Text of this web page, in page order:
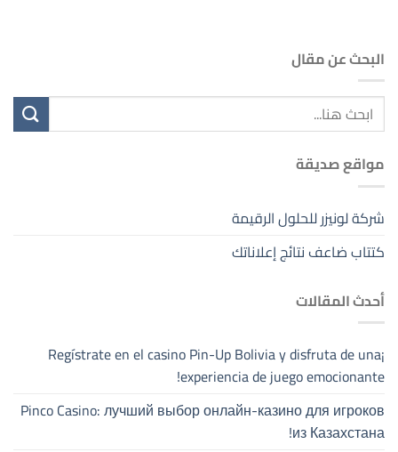
البحث عن مقال
مواقع صديقة
شركة لونيزر للحلول الرقيمة
كتتاب ضاعف نتائج إعلاناتك
أحدث المقالات
¡Regístrate en el casino Pin-Up Bolivia y disfruta de una
experiencia de juego emocionante!
Pinco Casino: лучший выбор онлайн-казино для игроков
из Казахстана!